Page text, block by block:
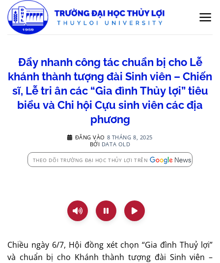
qua
nội
Đẩy nhanh công tác chuẩn bị cho Lễ
khánh thành tượng đài Sinh viên – Chiến
sĩ, Lễ tri ân các “Gia đình Thủy lợi” tiêu
biểu và Chi hội Cựu sinh viên các địa
phương
ĐĂNG VÀO 8 THÁNG 8, 2025
BỞI DATA OLD
THEO DÕI TRƯỜNG ĐẠI HỌC THỦY LỢI TRÊN
Chiều ngày 6/7, Hội đồng xét chọn “Gia đình Thuỷ lợi”
và chuẩn bị cho Khánh thành tượng đài Sinh viên –